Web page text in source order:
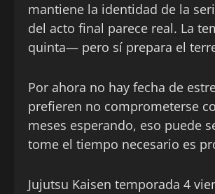
mantiene la identidad de la
del acto final parece real. La
quinta— pero sí prepara el
Por ahora no hay fecha de
prefieren no comprometerse
meses esperando, eso puede
tome el tiempo necesario es
Jujutsu Kaisen temporada 4